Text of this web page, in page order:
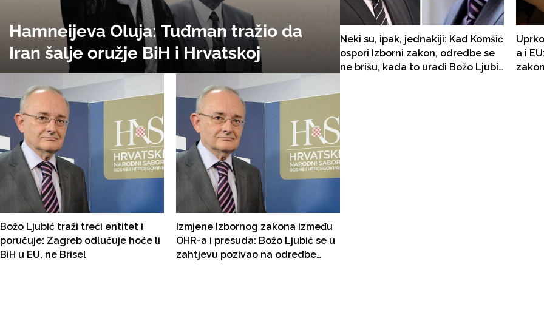
Hamneijeva Oluja: Tuđman tražio da
Iran šalje oružje BiH i Hrvatskoj
Božo Ljubić traži treći entitet i
poručuje: Zagreb odlučuje hoće li
BiH u EU, ne Brisel
Izmjene Izbornog zakona između
OHR-a i presuda: Božo Ljubić se u
zahtjevu pozivao na odredbe
Neki su, ipak, jednakiji: Kad Komšić
ospori Izborni zakon, odredbe se
ne brišu, kada to uradi Božo Ljubić
a i